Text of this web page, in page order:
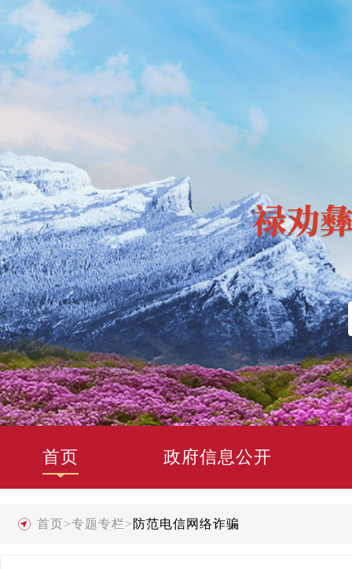
首页 政府信息公开
首页>专题专栏> 防范电信网络诈骗